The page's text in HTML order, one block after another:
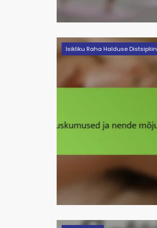
Isikliku Raha Halduse Distsipliin